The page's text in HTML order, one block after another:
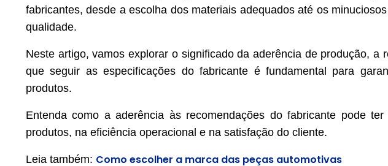
fabricantes, desde a escolha dos materiais adequados até os
qualidade.
Neste artigo, vamos explorar o significado da aderência de produção, a
que seguir as especificações do fabricante é fundamental para
produtos.
Entenda como a aderência às recomendações do fabricante pode
produtos, na eficiência operacional e na satisfação do cliente.
Leia também: Como escolher a marca das peças automotivas